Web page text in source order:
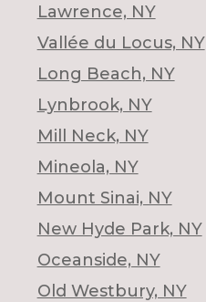
Lawrence, NY
Vallée du Locus, NY
Long Beach, NY
Lynbrook, NY
Mill Neck, NY
Mineola, NY
Mount Sinai, NY
New Hyde Park, NY
Oceanside, NY
Old Westbury, NY